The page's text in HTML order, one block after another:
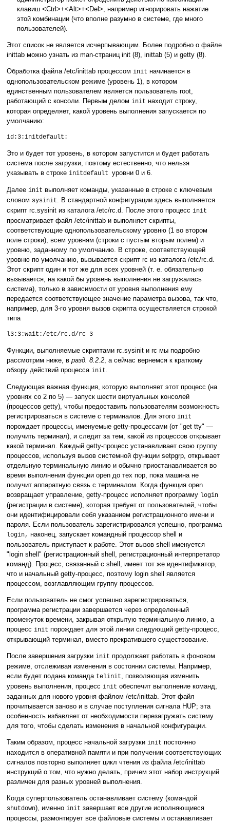
клавиш <Ctrl>+<Alt>+<Del>, например игнорировать нажатие
этой комбинации (что вполне разумно в системе, где много
пользователей).
Этот список не является исчерпывающим. Более подробно о файле
inittab можно узнать из man-страниц init (8), inittab (5) и getty (8).
Обработка файла /etc/inittab процессом init начинается в
однопользовательском режиме (уровень 1), в котором
единственным пользователем является пользователь root,
работающий с консоли. Первым делом init находит строку,
которая определяет, какой уровень выполнения запускается по
умолчанию:
id:3:initdefault:
Это и будет тот уровень, в котором запустится и будет работать
система после загрузки, поэтому естественно, что нельзя
указывать в строке initdefault уровни 0 и 6.
Далее init выполняет команды, указанные в строке с ключевым
словом sysinit. В стандартной конфигурации здесь выполняется
скрипт rc.sysinit из каталога /etc/rc.d. После этого процесс init
просматривает файл /etc/inittab и выполняет скрипты,
соответствующие однопользовательскому уровню (1 во втором
поле строки), всем уровням (строки с пустым вторым полем) и
уровню, заданному по умолчанию. В строке, соответствующей
уровню по умолчанию, вызывается скрипт rc из каталога /etc/rc.d.
Этот скрипт один и тот же для всех уровней (т. е. обязательно
вызывается, на какой бы уровень выполнения не загружалась
система), только в зависимости от уровня выполнения ему
передается соответствующее значение параметра вызова, так что,
например, для 3-го уровня вызов скрипта осуществляется строкой
типа
l3:3:wait:/etc/rc.d/rc 3
Функции, выполняемые скриптами rc.sysinit и rc мы подробно
рассмотрим ниже, в разд. 8.2.2, а сейчас вернемся к краткому
обзору действий процесса init.
Следующая важная функция, которую выполняет этот процесс (на
уровнях со 2 по 5) — запуск шести виртуальных консолей
(процессов getty), чтобы предоставить пользователям возможность
регистрироваться в системе с терминалов. Для этого init
порождает процессы, именуемые getty-процессами (от "get tty" —
получить терминал), и следит за тем, какой из процессов открывает
какой терминал. Каждый getty-процесс устанавливает свою группу
процессов, используя вызов системной функции setpgrp, открывает
отдельную терминальную линию и обычно приостанавливается во
время выполнения функции open до тех пор, пока машина не
получит аппаратную связь с терминалом. Когда функция open
возвращает управление, getty-процесс исполняет программу login
(регистрации в системе), которая требует от пользователей, чтобы
они идентифицировали себя указанием регистрационного имени и
пароля. Если пользователь зарегистрировался успешно, программа
login, наконец, запускает командный процессор shell и
пользователь приступает к работе. Этот вызов shell именуется
"login shell" (регистрационный shell, регистрационный интерпретатор
команд). Процесс, связанный с shell, имеет тот же идентификатор,
что и начальный getty-процесс, поэтому login shell является
процессом, возглавляющим группу процессов.
Если пользователь не смог успешно зарегистрироваться,
программа регистрации завершается через определенный
промежуток времени, закрывая открытую терминальную линию, а
процесс init порождает для этой линии следующий getty-процесс,
открывающий терминал, вместо прекратившего существование.
После завершения загрузки init продолжает работать в фоновом
режиме, отслеживая изменения в состоянии системы. Например,
если будет подана команда telinit, позволяющая изменить
уровень выполнения, процесс init обеспечит выполнение команд,
заданных для нового уровня файлом /etc/inittab. Этот файл
прочитывается заново и в случае поступления сигнала HUP; эта
особенность избавляет от необходимости перезагружать систему
для того, чтобы сделать изменения в начальной конфигурации.
Таким образом, процесс начальной загрузки init постоянно
находится в оперативной памяти и при получении соответствующих
сигналов повторно выполняет цикл чтения из файла /etc/inittab
инструкций о том, что нужно делать, причем этот набор инструкций
различен для разных уровней выполнения.
Когда суперпользователь останавливает систему (командой
shutdown), именно init завершает все другие исполняющиеся
процессы, размонтирует все файловые системы и останавливает